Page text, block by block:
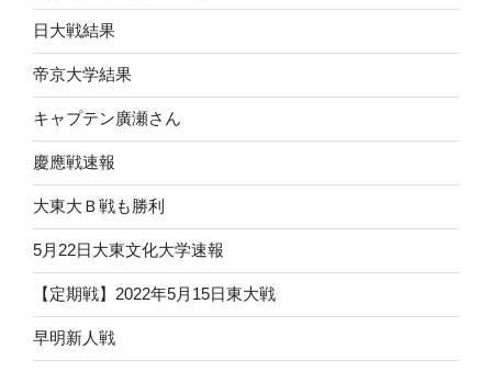
日大戦結果
帝京大学結果
キャプテン廣瀬さん
慶應戦速報
大東大Ｂ戦も勝利
5月22日大東文化大学速報
【定期戦】2022年5月15日東大戦
早明新人戦